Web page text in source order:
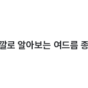
로 알아보는 여드름